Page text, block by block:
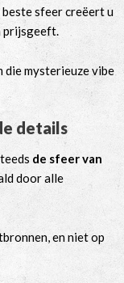
sfeer creëert u
prijsgeeft.
die mysterieuze vibe
details
de sfeer van
door alle
en niet op